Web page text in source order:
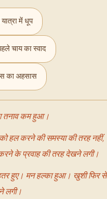
में धूप
चाय का स्वाद
का अहसास
तनाव कम हुआ।
हल करने की समस्या की तरह नहीं,
के प्रवाह की तरह देखने लगी।
हुए। मन हल्का हुआ। खुशी फिर से
लगी।